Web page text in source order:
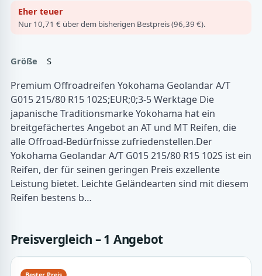
Eher teuer
Nur 10,71 € über dem bisherigen Bestpreis (96,39 €).
Größe S
Premium Offroadreifen Yokohama Geolandar A/T
G015 215/80 R15 102S;EUR;0;3-5 Werktage Die
japanische Traditionsmarke Yokohama hat ein
breitgefächertes Angebot an AT und MT Reifen, die
alle Offroad-Bedürfnisse zufriedenstellen.Der
Yokohama Geolandar A/T G015 215/80 R15 102S ist ein
Reifen, der für seinen geringen Preis exzellente
Leistung bietet. Leichte Geländearten sind mit diesem
Reifen bestens b…
Preisvergleich – 1 Angebot